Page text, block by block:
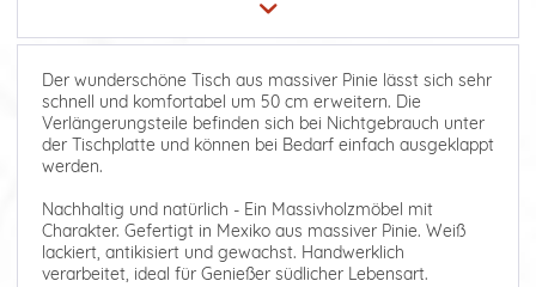
Der wunderschöne Tisch aus massiver Pinie lässt sich sehr
schnell und komfortabel um 50 cm erweitern. Die
Verlängerungsteile befinden sich bei Nichtgebrauch unter
der Tischplatte und können bei Bedarf einfach ausgeklappt
werden.
Nachhaltig und natürlich - Ein Massivholzmöbel mit
Charakter. Gefertigt in Mexiko aus massiver Pinie. Weiß
lackiert, antikisiert und gewachst. Handwerklich
verarbeitet, ideal für Genießer südlicher Lebensart.